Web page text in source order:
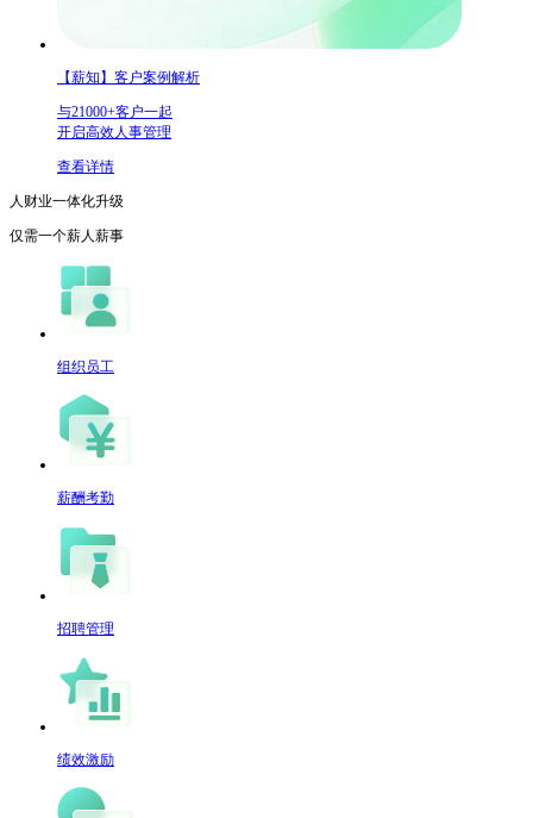
【薪知】客户案例解析
与21000+客户一起
开启高效人事管理
查看详情
人财业一体化升级
仅需一个薪人薪事
组织员工
薪酬考勤
招聘管理
绩效激励